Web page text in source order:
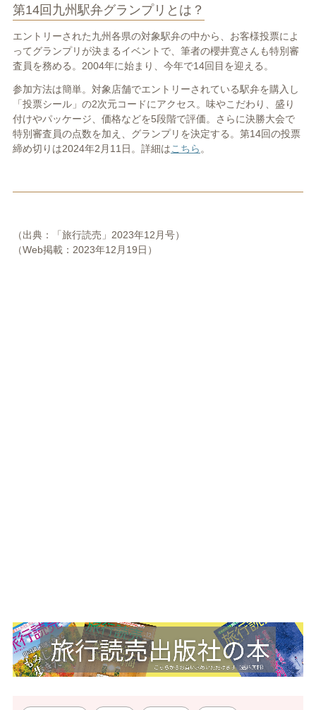
第14回九州駅弁グランプリとは？
エントリーされた九州各県の対象駅弁の中から、お客様投票によ
ってグランプリが決まるイベントで、筆者の櫻井寛さんも特別審
査員を務める。2004年に始まり、今年で14回目を迎える。
参加方法は簡単。対象店舗でエントリーされている駅弁を購入し
「投票シール」の2次元コードにアクセス。味やこだわり、盛り
付けやパッケージ、価格などを5段階で評価。さらに決勝大会で
特別審査員の点数を加え、グランプリを決定する。第14回の投票
締め切りは2024年2月11日。詳細はこちら 。
（出典：「旅行読売」2023年12月号）
（Web掲載：2023年12月19日）